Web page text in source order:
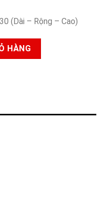
(Dài – Rộng – Cao)
Ngang số lượng
HÀNG